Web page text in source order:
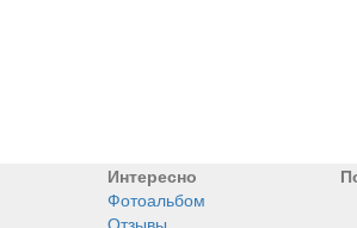
Интересно
Фотоальбом
Отзывы